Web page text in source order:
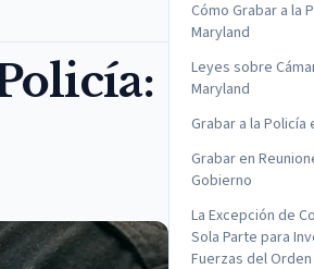
Cómo Grabar a la
Maryland
Leyes sobre
Maryland
Grabar a la
Grabar en
Gobierno
La Excepción de
Sola Parte para
Fuerzas del Orden